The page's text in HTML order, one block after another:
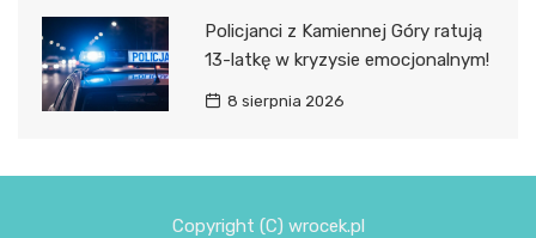
Policjanci z Kamiennej Góry ratują
13-latkę w kryzysie emocjonalnym!
8 sierpnia 2026
Copyright (C) wrocek.pl